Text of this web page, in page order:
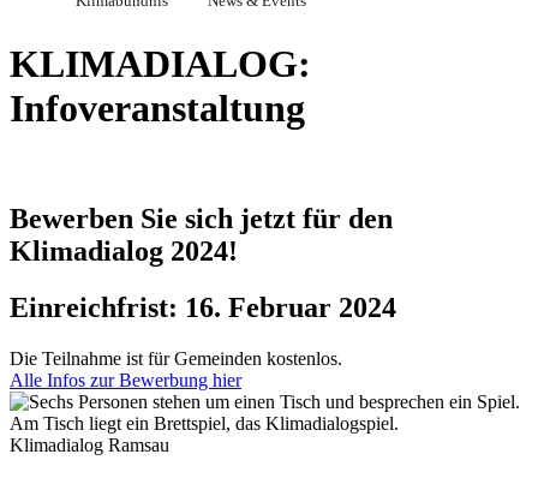
KLIMADIALOG:
Infoveranstaltung
Bewerben Sie sich jetzt für den
Klimadialog 2024!
Einreichfrist: 16. Februar 2024
Die Teilnahme ist für Gemeinden kostenlos.
Alle Infos zur Bewerbung hier
Klimadialog Ramsau